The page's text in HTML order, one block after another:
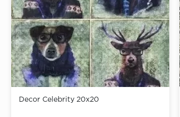
Decor Celebrity 20х20